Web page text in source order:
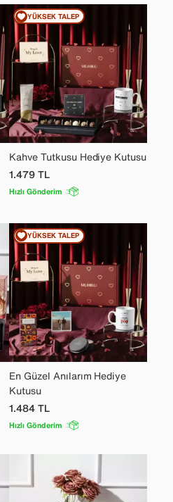
Kahve Tutkusu Hediye Kutusu
1.479TL
Hızlı Gönderim
YÜKSEK TALEP
En Güzel Anılarım Hediye
Kutusu
1.484TL
Hızlı Gönderim
YÜKSEK TALEP